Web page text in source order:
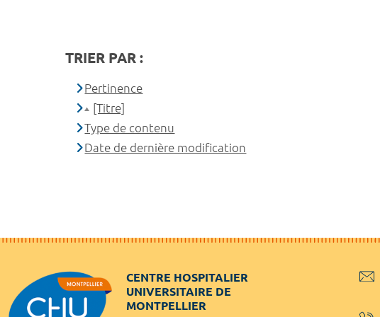
TRIER PAR :
Pertinence
[Titre]
Type de contenu
Date de dernière modification
CENTRE HOSPITALIER
UNIVERSITAIRE DE
MONTPELLIER